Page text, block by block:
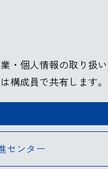
・個人情報の取り扱
構成員で共有します。
センター